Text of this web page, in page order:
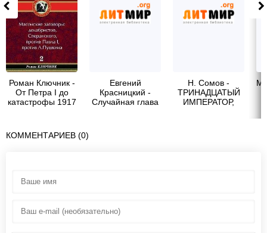
Роман Ключник -
От Петра I до
катастрофы 1917
Евгений
Красницкий -
Случайная глава
Н. Сомов -
ТРИНАДЦАТЫЙ
ИМПЕРАТОР,
КОММЕНТАРИЕВ (0)